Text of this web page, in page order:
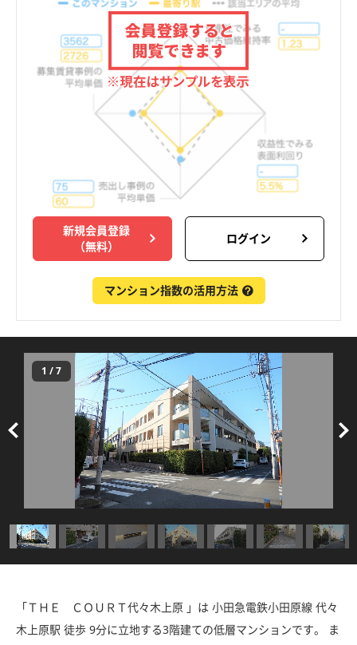
新規会員登録
（無料）
ログイン
マンション指数の活用方法
1 /7
「ＴＨＥ ＣＯＵＲＴ代々木上原 」は 小田急電鉄小田原線 代々
木上原駅 徒歩 9分に立地する3階建ての低層マンションです。 ま